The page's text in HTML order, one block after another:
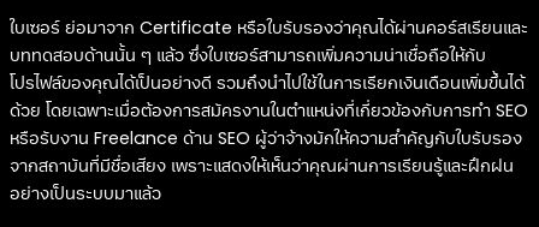
ใบเซอร์ ย่อมาจาก Certificate หรือใบรับรองว่าคุณได้ผ่านคอร์สเรียนและ
บททดสอบด้านนั้น ๆ แล้ว ซึ่งใบเซอร์สามารถเพิ่มความน่าเชื่อถือให้กับ
โปรไฟล์ของคุณได้เป็นอย่างดี รวมถึงนำไปใช้ในการเรียกเงินเดือนเพิ่มขึ้นได้
ด้วย โดยเฉพาะเมื่อต้องการสมัครงานในตำแหน่งที่เกี่ยวข้องกับการทำ SEO
หรือรับงาน Freelance ด้าน SEO ผู้ว่าจ้างมักให้ความสำคัญกับใบรับรอง
จากสถาบันที่มีชื่อเสียง เพราะแสดงให้เห็นว่าคุณผ่านการเรียนรู้และฝึกฝน
อย่างเป็นระบบมาแล้ว